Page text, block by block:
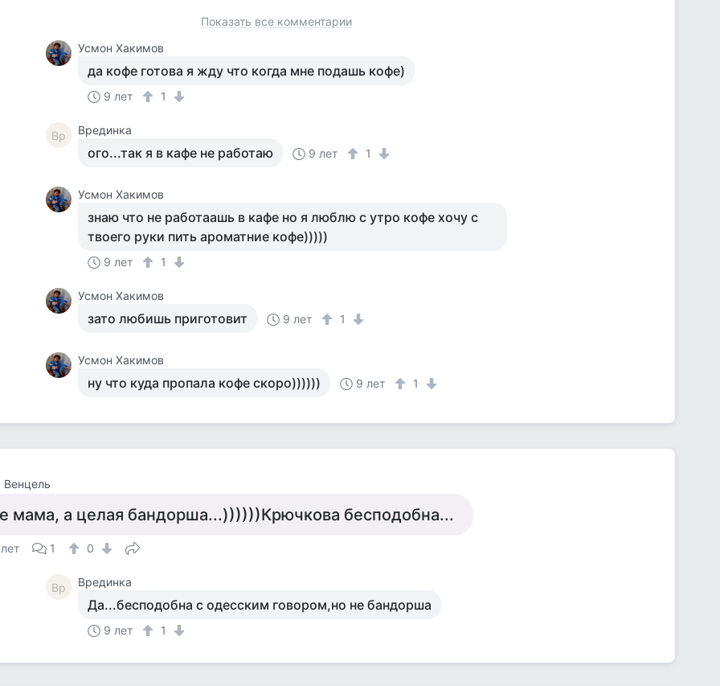
Показать все комментарии
Усмон Хакимов
да кофе готова я жду что когда мне подашь кофе)
9 лет 1
Вр Врединка
ого...так я в кафе не работаю 9 лет 1
Усмон Хакимов
знаю что не работаашь в кафе но я люблю с утро кофе хочу с
твоего руки пить ароматние кофе)))))
9 лет 1
Усмон Хакимов
зато любишь приготовит 9 лет 1
Усмон Хакимов
ну что куда пропала кофе скоро)))))) 9 лет 1
Венцель
мама, а целая бандорша...))))))Крючкова бесподобна...
1 0
Вр Врединка
Да...бесподобна с одесским говором,но не бандорша
9 лет 1